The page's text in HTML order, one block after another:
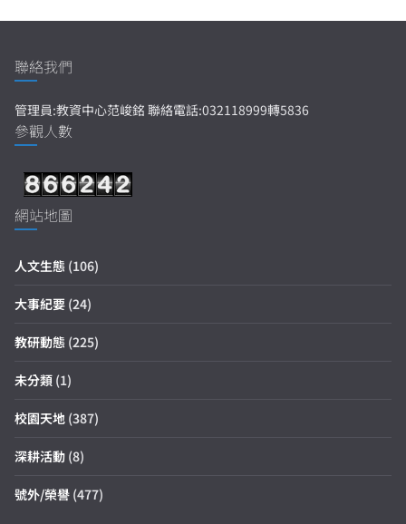
聯絡我們
管理員:教資中心范峻銘 聯絡電話:032118999轉5836
參觀人數
網站地圖
人文生態 (106)
大事紀要 (24)
教研動態 (225)
未分類 (1)
校園天地 (387)
深耕活動 (8)
號外/榮譽 (477)